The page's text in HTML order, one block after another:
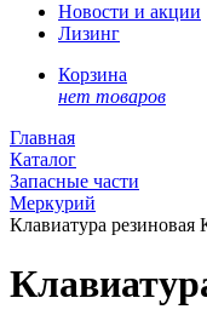
Новости и акции
Лизинг
Корзина
нет товаров
Главная
Каталог
Запасные части
Меркурий
Клавиатура